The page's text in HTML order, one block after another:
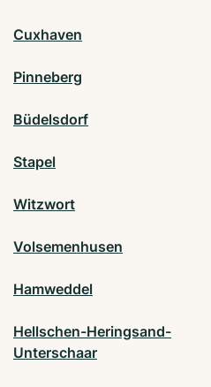
Cuxhaven
Pinneberg
Büdelsdorf
Stapel
Witzwort
Volsemenhusen
Hamweddel
Hellschen-Heringsand-
Unterschaar